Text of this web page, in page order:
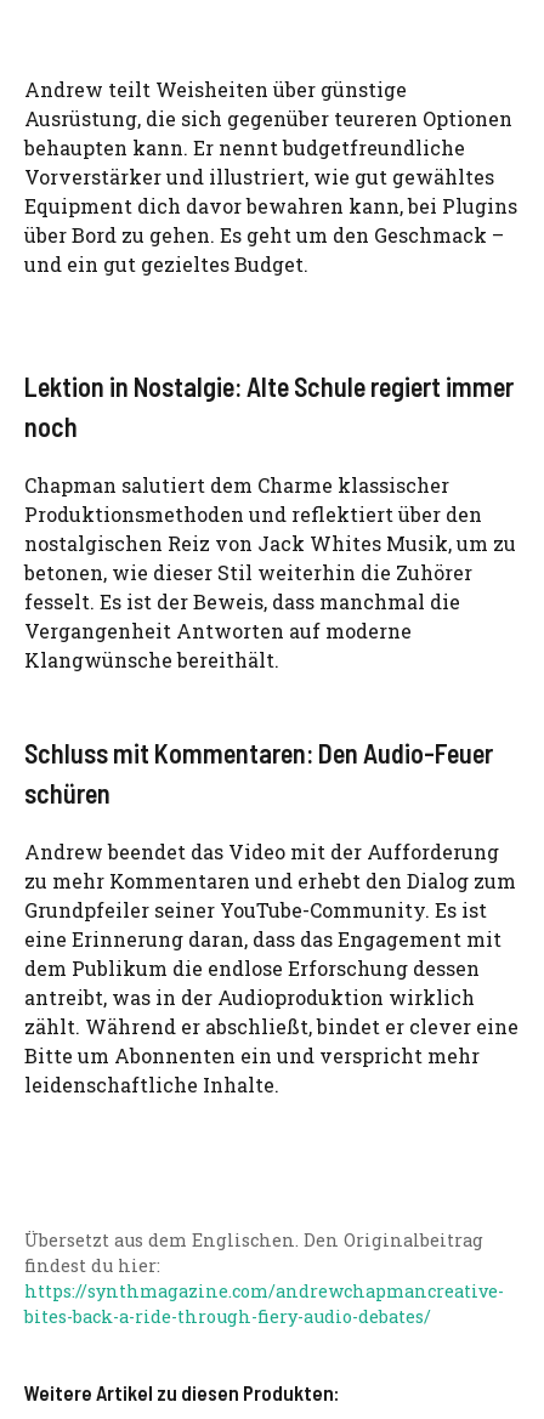
Andrew teilt Weisheiten über günstige
Ausrüstung, die sich gegenüber teureren Optionen
behaupten kann. Er nennt budgetfreundliche
Vorverstärker und illustriert, wie gut gewähltes
Equipment dich davor bewahren kann, bei Plugins
über Bord zu gehen. Es geht um den Geschmack –
und ein gut gezieltes Budget.
Lektion in Nostalgie: Alte Schule regiert immer
noch
Chapman salutiert dem Charme klassischer
Produktionsmethoden und reflektiert über den
nostalgischen Reiz von Jack Whites Musik, um zu
betonen, wie dieser Stil weiterhin die Zuhörer
fesselt. Es ist der Beweis, dass manchmal die
Vergangenheit Antworten auf moderne
Klangwünsche bereithält.
Schluss mit Kommentaren: Den Audio-Feuer
schüren
Andrew beendet das Video mit der Aufforderung
zu mehr Kommentaren und erhebt den Dialog zum
Grundpfeiler seiner YouTube-Community. Es ist
eine Erinnerung daran, dass das Engagement mit
dem Publikum die endlose Erforschung dessen
antreibt, was in der Audioproduktion wirklich
zählt. Während er abschließt, bindet er clever eine
Bitte um Abonnenten ein und verspricht mehr
leidenschaftliche Inhalte.
Übersetzt aus dem Englischen. Den Originalbeitrag
findest du hier:
https://synthmagazine.com/andrewchapmancreative-
bites-back-a-ride-through-fiery-audio-debates/
Weitere Artikel zu diesen Produkten: